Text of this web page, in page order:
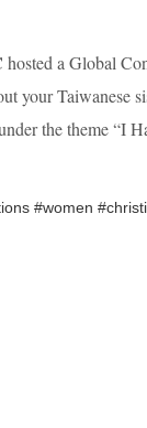
hosted a Global
your Taiwanese
the theme “I
#women